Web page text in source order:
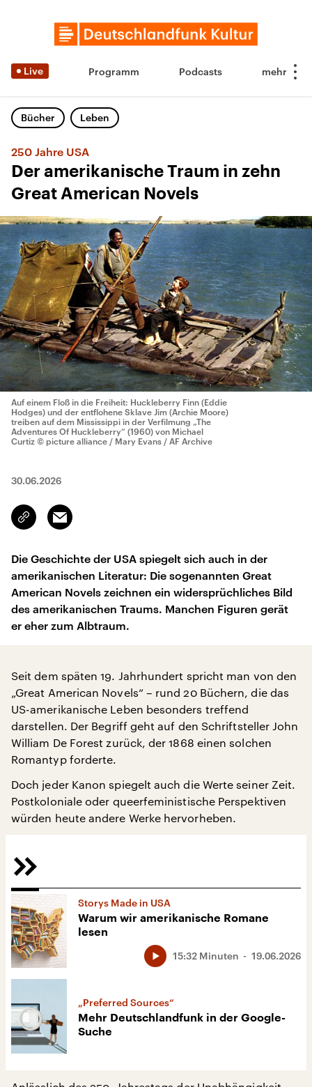
Live Programm Podcasts
Bücher Leben
250 Jahre USA
Der amerikanische Traum in zehn
Great American Novels
Auf einem Floß in die Freiheit: Huckleberry Finn (Eddie
Hodges) und der entflohene Sklave Jim (Archie Moore)
treiben auf dem Mississippi in der Verfilmung „The
Adventures Of Huckleberry“ (1960) von Michael
Curtiz © picture alliance / Mary Evans / AF Archive
30.06.2026
Link
kopieren/teilen
Email
Die Geschichte der USA spiegelt sich auch in der
amerikanischen Literatur: Die sogenannten Great
American Novels zeichnen ein widersprüchliches Bild
des amerikanischen Traums. Manchen Figuren gerät
er eher zum Albtraum.
Seit dem späten 19. Jahrhundert spricht man von den
„Great American Novels“ – rund 20 Büchern, die das
US-amerikanische Leben besonders treffend
darstellen. Der Begriff geht auf den Schriftsteller John
William De Forest zurück, der 1868 einen solchen
Romantyp forderte.
Doch jeder Kanon spiegelt auch die Werte seiner Zeit.
Postkoloniale oder queerfeministische Perspektiven
würden heute andere Werke hervorheben.
Storys Made in USA
Warum wir amerikanische Romane
lesen
19.06.2026
15:32 Minuten
„Preferred Sources“
Mehr Deutschlandfunk in der Google-
Suche